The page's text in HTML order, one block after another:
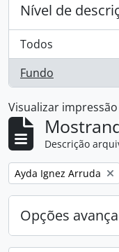
Nível de
Todos
Fundo
, 1 resultados
Visualizar impressão
Descrição
Remover filtro:
Ayda Ignez Arruda
Opções